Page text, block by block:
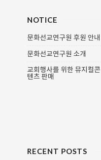
NOTICE
문화선교연구원 후원 안내
문화선교연구원 소개
교회행사를 위한 뮤지컬콘
텐츠 판매
RECENT POSTS